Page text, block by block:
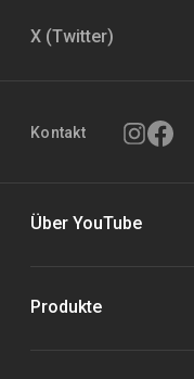
X (Twitter)
Kontakt
Über YouTube
Produkte